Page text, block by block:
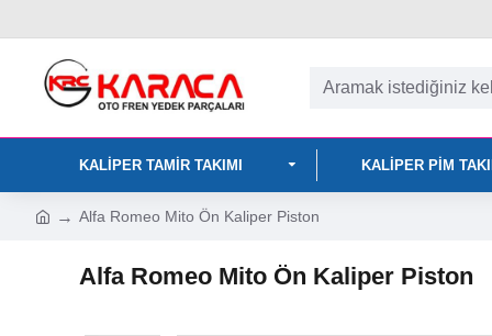
KALIPER TAMIR TAKIMI KALIPER PIM
Alfa Romeo Mito Ön Kaliper Piston
Alfa Romeo Mito Ön Kaliper Piston